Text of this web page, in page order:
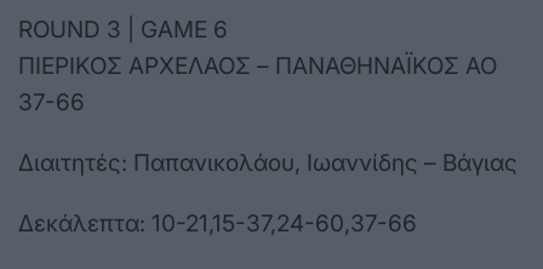
ROUND 3 | GAME 6
ΠΙΕΡΙΚΟΣ ΑΡΧΕΛΑΟΣ – ΠΑΝΑΘΗΝΑΪΚΟΣ ΑΟ
37-66
Διαιτητές: Παπανικολάου, Ιωαννίδης – Βάγιας
Δεκάλεπτα: 10-21,15-37,24-60,37-66